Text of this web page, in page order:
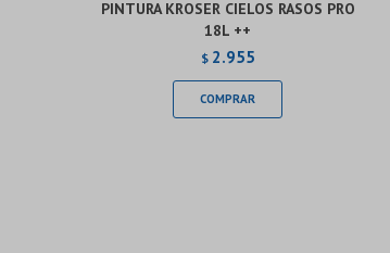
PINTURA KROSER CIELOS RASOS PRO
18L ++
$ 2.955